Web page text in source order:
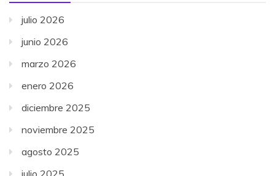
julio 2026
junio 2026
marzo 2026
enero 2026
diciembre 2025
noviembre 2025
agosto 2025